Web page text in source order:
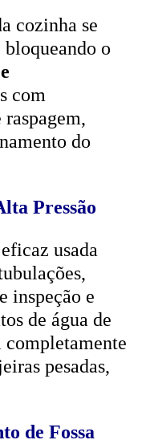
cozinha se
o
com
do
Pressão
usada
inspeção e
de água de
completamente
pesadas,
de Fossa